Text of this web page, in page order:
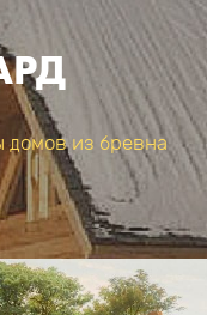
домов из бревна